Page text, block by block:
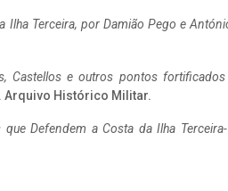
Ilha Terceira, por Damião Pego e
Castellos e outros pontos
. Arquivo Histórico Militar.
que Defendem a Costa da Ilha